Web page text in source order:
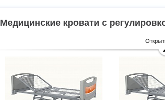
Медицинские кровати с